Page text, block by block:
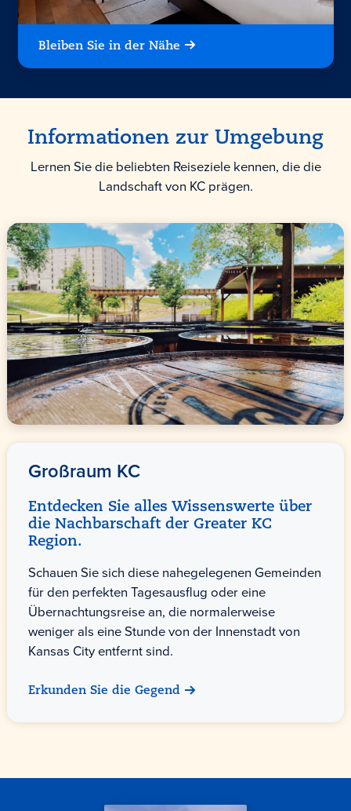
Bleiben Sie in der Nähe
Informationen zur Umgebung
Lernen Sie die beliebten Reiseziele kennen, die die
Landschaft von KC prägen.
Großraum KC
Entdecken Sie alles Wissenswerte über
die Nachbarschaft der Greater KC
Region.
Schauen Sie sich diese nahegelegenen Gemeinden
für den perfekten Tagesausflug oder eine
Übernachtungsreise an, die normalerweise
weniger als eine Stunde von der Innenstadt von
Kansas City entfernt sind.
Erkunden Sie die Gegend